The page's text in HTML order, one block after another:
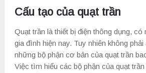
Cấu tạo của quạt trần
Quạt trần là thiết bị điện thông dụng, có
gia đình hiện nay. Tuy nhiên không
những bộ phận cơ bản của quạt trần
Việc tìm hiểu các bộ phận của quạt